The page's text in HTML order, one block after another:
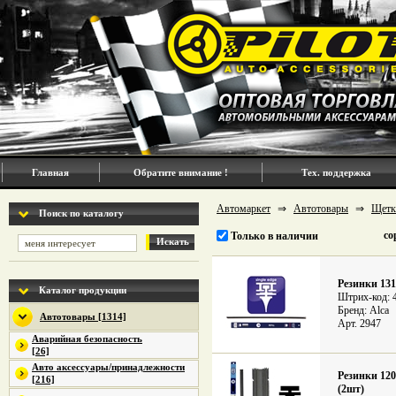
Главная Обратите внимание ! Тех. поддержка
Поиск по каталогу
Искать
Каталог продукции
Автотовары [1314]
Аварийная безопасность
[26]
Авто аксессуары/принадлежности
[216]
Автомаркет ⇒ Автотовары ⇒
Только в наличии
Резинки
Штрих-код:
Бренд: Alca
Арт. 2947
Резинки
(2шт)